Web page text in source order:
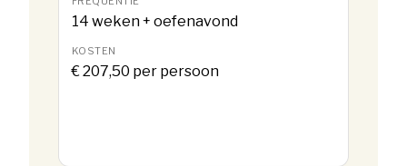
14 weken + oefenavond
€ 207,50 per persoon